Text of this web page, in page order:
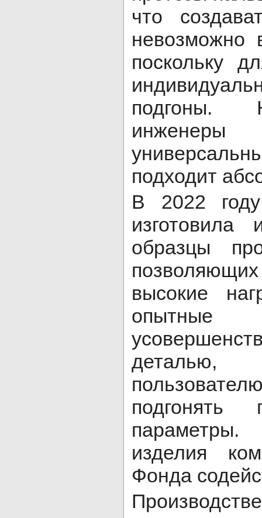
что
невозможно
поскольку
подгоны.
подходит
В 2022
образцы
высокие
опытные
изделия
Фонда